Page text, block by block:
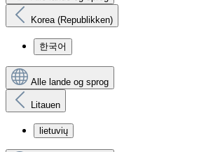
Korea (Republikken)
한국어
Alle lande og sprog
Litauen
lietuvių